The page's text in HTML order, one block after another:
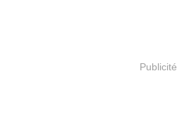
Publicité